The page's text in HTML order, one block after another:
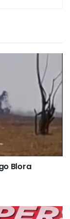
Blora